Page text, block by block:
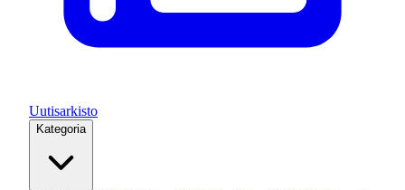
Uutisarkisto
Kategoria